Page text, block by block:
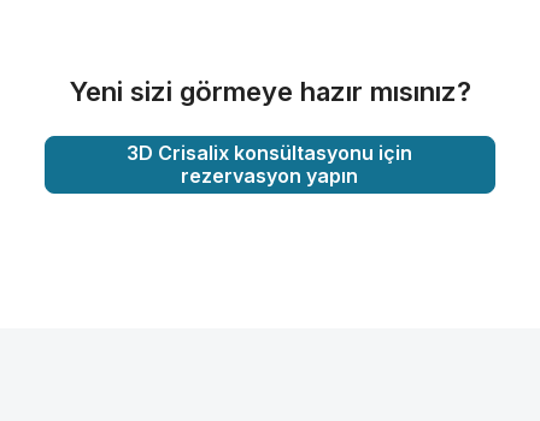
Yeni sizi görmeye hazır mısınız?
3D Crisalix konsültasyonu için
rezervasyon yapın